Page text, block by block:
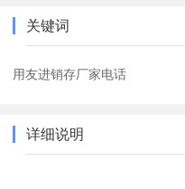
关键词
用友进销存厂家电话
详细说明